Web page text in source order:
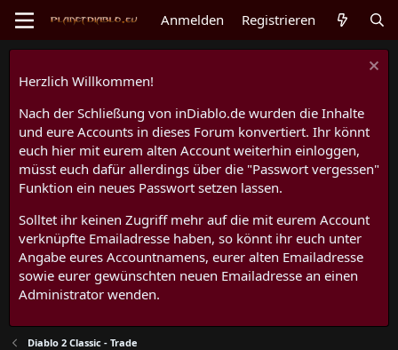
Anmelden Registrieren
Herzlich Willkommen!
Nach der Schließung von inDiablo.de wurden die Inhalte
und eure Accounts in dieses Forum konvertiert. Ihr könnt
euch hier mit eurem alten Account weiterhin einloggen,
müsst euch dafür allerdings über die "Passwort vergessen"
Funktion ein neues Passwort setzen lassen.
Solltet ihr keinen Zugriff mehr auf die mit eurem Account
verknüpfte Emailadresse haben, so könnt ihr euch unter
Angabe eures Accountnamens, eurer alten Emailadresse
sowie eurer gewünschten neuen Emailadresse an einen
Administrator wenden.
Diablo 2 Classic - Trade